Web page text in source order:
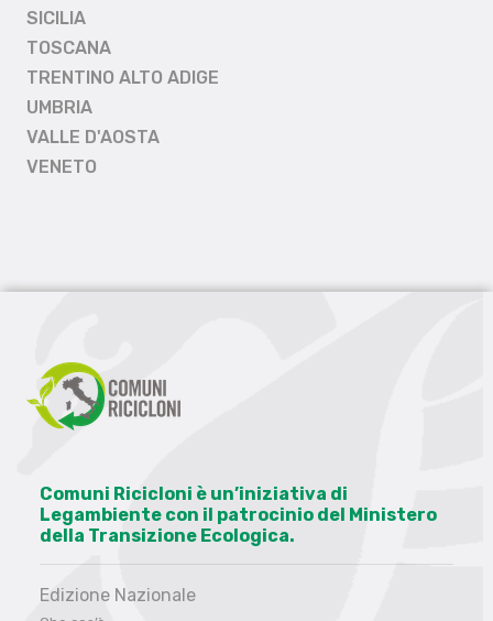
SICILIA
TOSCANA
TRENTINO ALTO ADIGE
UMBRIA
VALLE D'AOSTA
VENETO
Comuni Ricicloni è un’iniziativa di
Legambiente con il patrocinio del Ministero
della Transizione Ecologica.
Edizione Nazionale